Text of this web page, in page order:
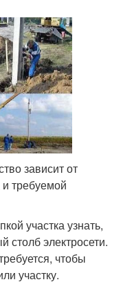
зависит от
требуемой
участка узнать,
столб электросети.
чтобы
участку.